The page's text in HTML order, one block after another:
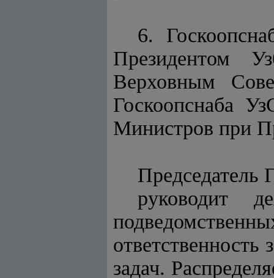
6.
Президентом
Верховным
Госкоопснаба
Министров при
Председатель
руководит
задач.